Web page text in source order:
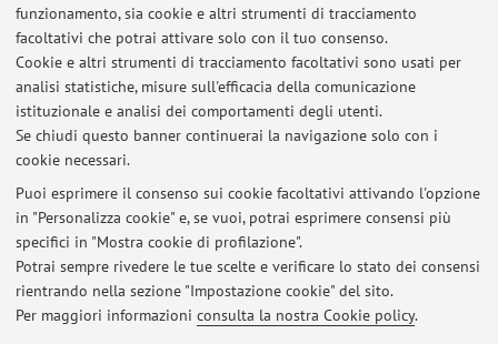
funzionamento, sia cookie e altri strumenti di tracciamento
facoltativi che potrai attivare solo con il tuo consenso.
Cookie e altri strumenti di tracciamento facoltativi sono usati per
analisi statistiche, misure sull'efficacia della comunicazione
istituzionale e analisi dei comportamenti degli utenti.
Se chiudi questo banner continuerai la navigazione solo con i
cookie necessari.
Puoi esprimere il consenso sui cookie facoltativi attivando l'opzione
in "Personalizza cookie" e, se vuoi, potrai esprimere consensi più
specifici in "Mostra cookie di profilazione".
Potrai sempre rivedere le tue scelte e verificare lo stato dei consensi
rientrando nella sezione "Impostazione cookie" del sito.
Per maggiori informazioni consulta la nostra Cookie policy.
81649 - PROGETTO DI CIRCUITI E SISTEMI
ANALOGICI M (Modulo 2)
Campus:
Bologna
Corso:
Laurea Magistrale in Ingegneria elettronica
Ultimi avvisi
Al momento non sono presenti avvisi.